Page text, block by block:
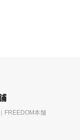
FREEDOM本舗